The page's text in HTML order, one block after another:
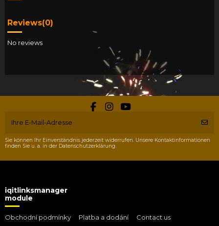
Reviews(0)
No reviews
Sie können Ihr Einverständnis jederzeit widerrufen. Unsere Kontaktinformationen
finden Sie u. a. in der Datenschutzerklärung.
iqitlinksmanager
module
Obchodní podmínky Platba a dodání
Contact us